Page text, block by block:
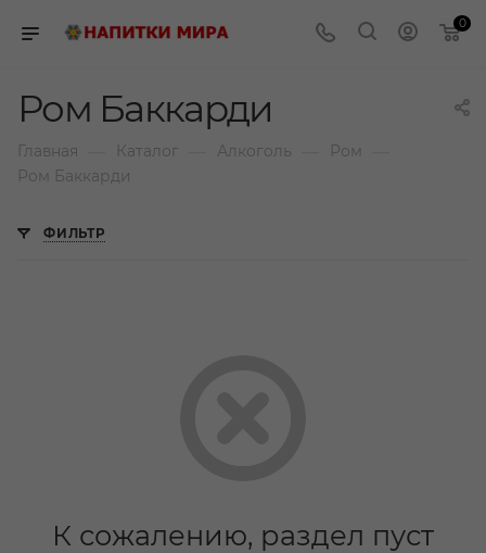
0
Ром Баккарди
Главная Каталог Алкоголь Ром
Ром Баккарди
ФИЛЬТР
К сожалению, раздел пуст